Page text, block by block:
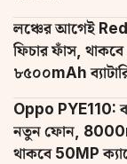
লঞ্চের আগেই
ফিচার ফাঁস,
৮৫০০mAh
Oppo PYE110:
নতুন ফোন,
থাকবে 50MP